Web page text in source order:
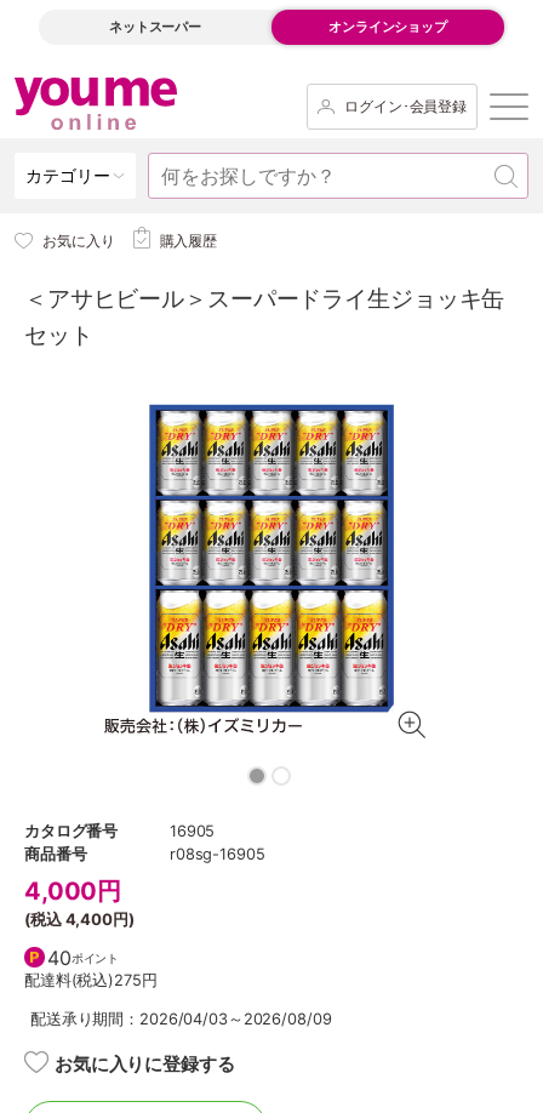
ネットスーパー オンラインショップ
ログイン･会員登録
カテゴリー
お気に入り 購入履歴
＜アサヒビール＞スーパードライ生ジョッキ缶
セット
カタログ番号
16905
商品番号
r08sg-16905
4,000 円
(税込4,400円)
40ポイント
配達料(税込)275円
配送承り期間：2026/04/03～2026/08/09
お気に入りに登録する